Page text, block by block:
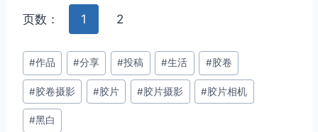
页数： 1 2
文
章
标
签：
#作品 #分享 #投稿 #生活 #胶卷
#胶卷摄影 #胶片 #胶片摄影 #胶片相机
#黑白